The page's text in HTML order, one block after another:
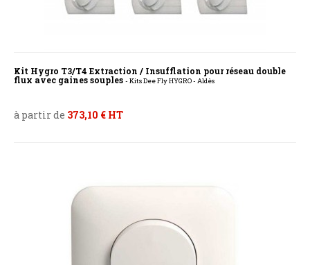
Kit Hygro T3/T4 Extraction / Insufflation pour réseau double
flux avec gaines souples - Kits Dee Fly HYGRO - Aldès
à partir de 373,10 € HT